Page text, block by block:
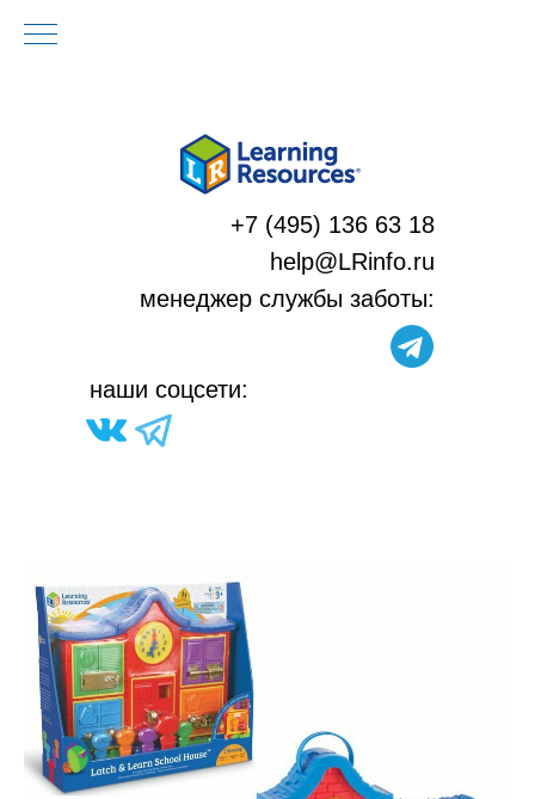
+7 (495) 136 63 18
help@LRinfo.ru
менеджер службы заботы:
наши соцсети: